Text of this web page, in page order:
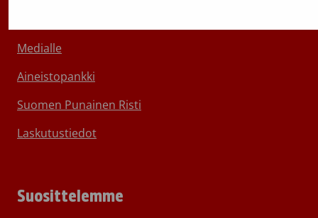
Medialle
Aineistopankki
Suomen Punainen Risti
Laskutustiedot
Suosittelemme